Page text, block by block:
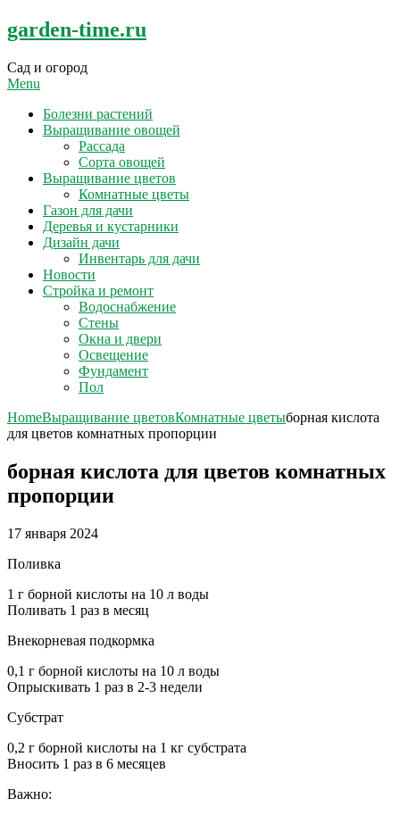
Skip
to
garden-time.ru
Сад и огород
Menu
Болезни растений
Выращивание овощей
Рассада
Сорта овощей
Выращивание цветов
Комнатные цветы
Газон для дачи
Деревья и кустарники
Дизайн дачи
Инвентарь для дачи
Новости
Стройка и ремонт
Водоснабжение
Стены
Окна и двери
Освещение
Фундамент
Пол
HomeВыращивание цветовКомнатные цветыборная кислота
для цветов комнатных пропорции
борная кислота для цветов комнатных
пропорции
17 января 2024
Поливка
1 г борной кислоты на 10 л воды
Поливать 1 раз в месяц
Внекорневая подкормка
0,1 г борной кислоты на 10 л воды
Опрыскивать 1 раз в 2-3 недели
Субстрат
0,2 г борной кислоты на 1 кг субстрата
Вносить 1 раз в 6 месяцев
Важно: